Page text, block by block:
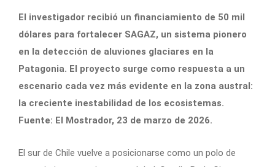
El investigador recibió un financiamiento de 50 mil
dólares para fortalecer SAGAZ, un sistema pionero
en la detección de aluviones glaciares en la
Patagonia. El proyecto surge como respuesta a un
escenario cada vez más evidente en la zona austral:
la creciente inestabilidad de los ecosistemas.
Fuente: El Mostrador, 23 de marzo de 2026.
El sur de Chile vuelve a posicionarse como un polo de